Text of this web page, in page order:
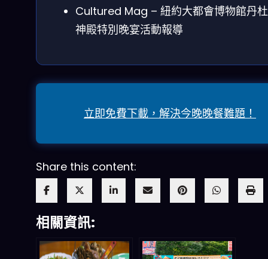
Cultured Mag – 紐約大都會博物館丹
神殿特別晚宴活動報導
立即免費下載，解決今晚晚餐難題！
Share this content:
相關資訊: